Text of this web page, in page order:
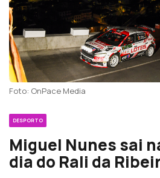
Foto: OnPace Media
DESPORTO
Miguel Nunes sai
dia do Rali da